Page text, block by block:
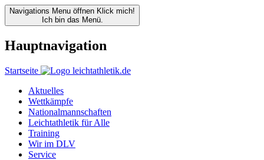
Navigations Menu öffnen Klick mich!
Ich bin das Menü.
Hauptnavigation
Startseite
Aktuelles
Wettkämpfe
Nationalmannschaften
Leichtathletik für Alle
Training
Wir im DLV
Service